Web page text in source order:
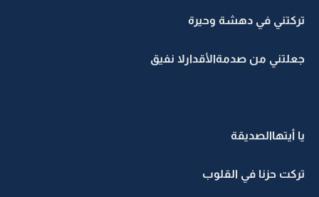
تركتني في دهشة وحيرة
جعلتني من صدمةالأقدارلا نفيق
يا أيتهاالصديقة
تركت حزنا في القلوب